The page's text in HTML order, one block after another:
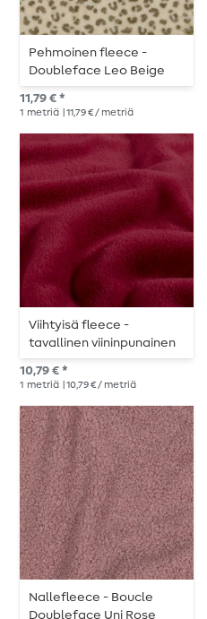
Pehmoinen fleece -
Doubleface Leo Beige
11,79 € *
1 metriä | 11,79 € / metriä
Viihtyisä fleece -
tavallinen viininpunainen
10,79 € *
1 metriä | 10,79 € / metriä
Nallefleece - Boucle
Doubleface Uni Rose